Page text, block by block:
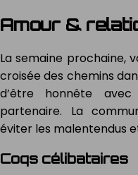
Amour &
La semaine prochaine,
croisée des chemins
d’être honnête
partenaire. La
éviter les malentendus
Coqs célibataires